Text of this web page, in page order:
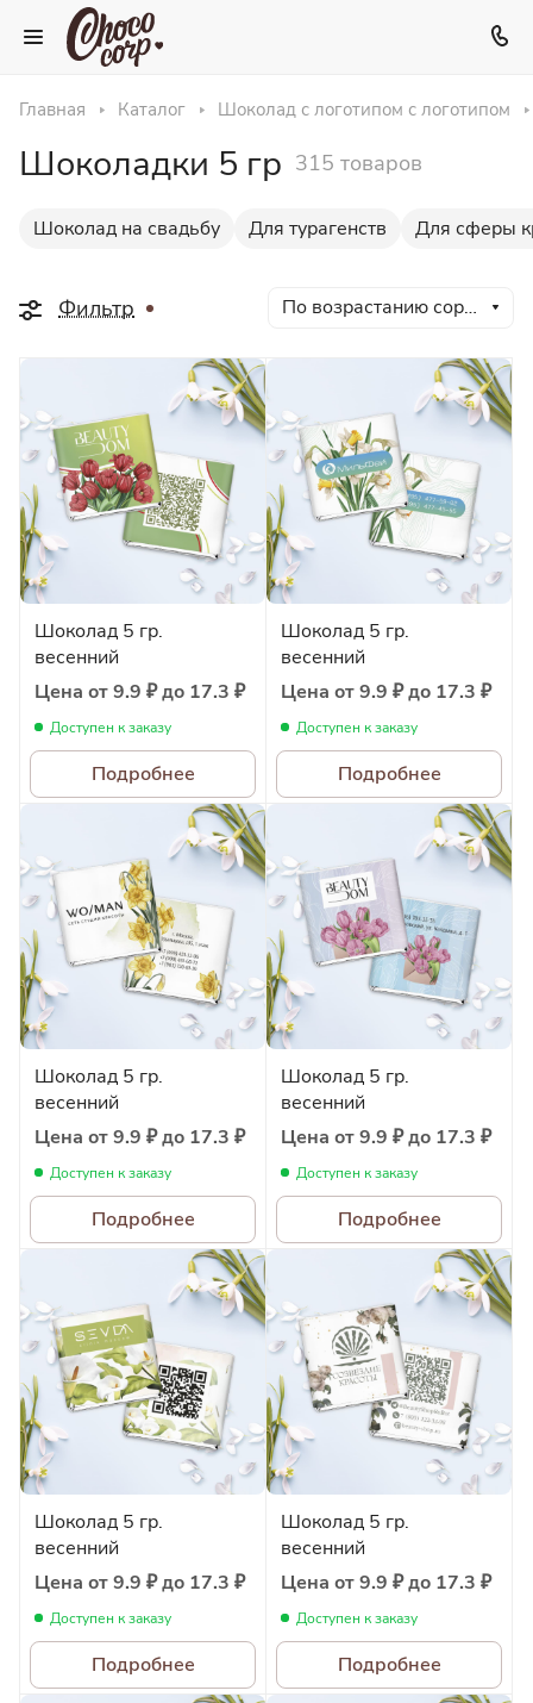
Главная Каталог Шоколад с логотипом с логотипом
Шоколадки 5 гр 315 товаров
Шоколад на свадьбу Для турагенств Для сферы
Фильтр По возрастанию сортировки
Шоколад 5 гр.
весенний
Цена от 9.9 ₽ до 17.3 ₽
Доступен к заказу
Подробнее
Шоколад 5 гр.
весенний
Цена от 9.9 ₽ до 17.3 ₽
Доступен к заказу
Подробнее
Шоколад 5 гр.
весенний
Цена от 9.9 ₽ до 17.3 ₽
Доступен к заказу
Подробнее
Шоколад 5 гр.
весенний
Цена от 9.9 ₽ до 17.3 ₽
Доступен к заказу
Подробнее
Шоколад 5 гр.
весенний
Цена от 9.9 ₽ до 17.3 ₽
Доступен к заказу
Подробнее
Шоколад 5 гр.
весенний
Цена от 9.9 ₽ до 17.3 ₽
Доступен к заказу
Подробнее